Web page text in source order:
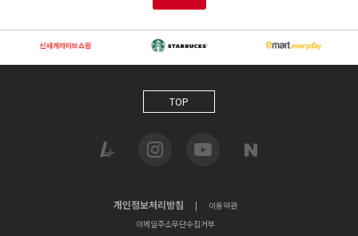
TOP
개인정보처리방침 |
이용약관
이메일주소무단수집거부